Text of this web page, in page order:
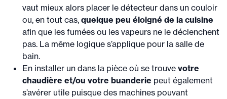
vaut mieux alors placer le détecteur dans un couloir
ou, en tout cas, quelque peu éloigné de la cuisine
afin que les fumées ou les vapeurs ne le déclenchent
pas. La même logique s’applique pour la salle de
bain.
En installer un dans la pièce où se trouve votre
chaudière et/ou votre buanderie peut également
s’avérer utile puisque des machines pouvant